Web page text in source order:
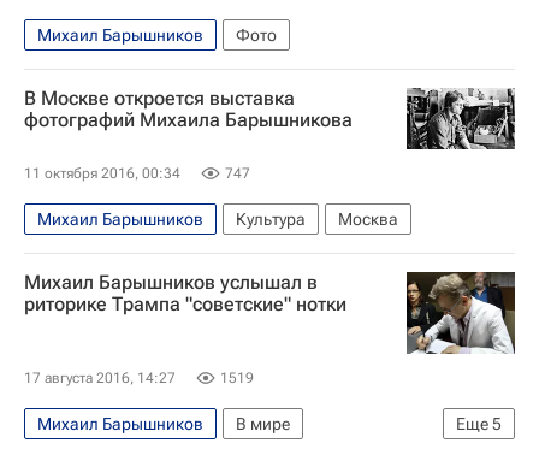
Михаил Барышников Фото
В Москве откроется выставка
фотографий Михаила Барышникова
11 октября 2016, 00:34 747
Михаил Барышников Культура Москва
Михаил Барышников услышал в
риторике Трампа "советские" нотки
17 августа 2016, 14:27 1519
Еще5
Михаил Барышников
В мире